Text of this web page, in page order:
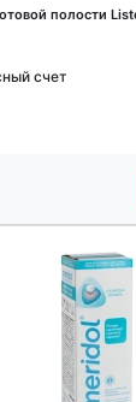
полости
счет